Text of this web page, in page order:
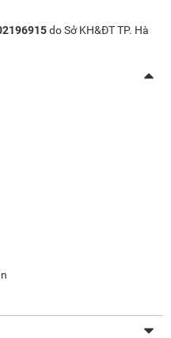
do Sở KH&ĐT TP. Hà